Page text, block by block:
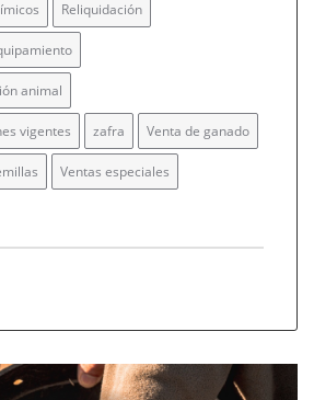
Reliquidación
animal
vigentes zafra Venta de ganado
Ventas especiales